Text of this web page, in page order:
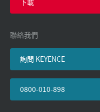
聯絡我們
詢問 KEYENCE
0800-010-898